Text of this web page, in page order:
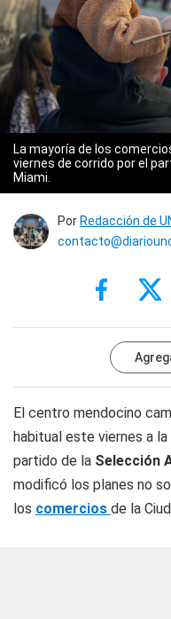
La mayoría de los
viernes de corrido por el
Miami.
Por Redacción de
El centro mendocino
habitual este viernes a
partido de la Selección
modificó los planes no
los comercios de la